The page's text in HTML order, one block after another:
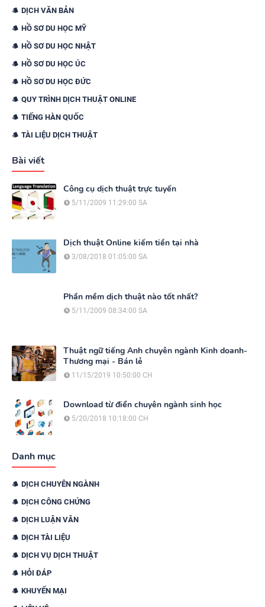
DỊCH VĂN BẢN
HỒ SƠ DU HỌC MỸ
HỒ SƠ DU HỌC NHẬT
HỒ SƠ DU HỌC ÚC
HỒ SƠ DU HỌC ĐỨC
QUY TRÌNH DỊCH THUẬT ONLINE
TIẾNG HÀN QUỐC
TÀI LIỆU DỊCH THUẬT
Bài viết
Công cụ dịch thuật trực tuyến
5/11/2009 11:29:00 SA
Dịch thuật Online kiếm tiền tại nhà
3/08/2018 01:05:00 SA
Phần mềm dịch thuật nào tốt nhất?
5/11/2009 08:34:00 SA
Thuật ngữ tiếng Anh chuyên ngành Kinh doanh-
Thương mại - Bán lẻ
11/15/2019 10:50:00 CH
Download từ điển chuyên ngành sinh học
5/20/2018 10:18:00 CH
Danh mục
DỊCH CHUYÊN NGÀNH
DỊCH CÔNG CHỨNG
DỊCH LUẬN VĂN
DỊCH TÀI LIỆU
DỊCH VỤ DỊCH THUẬT
HỎI ĐÁP
KHUYẾN MẠI